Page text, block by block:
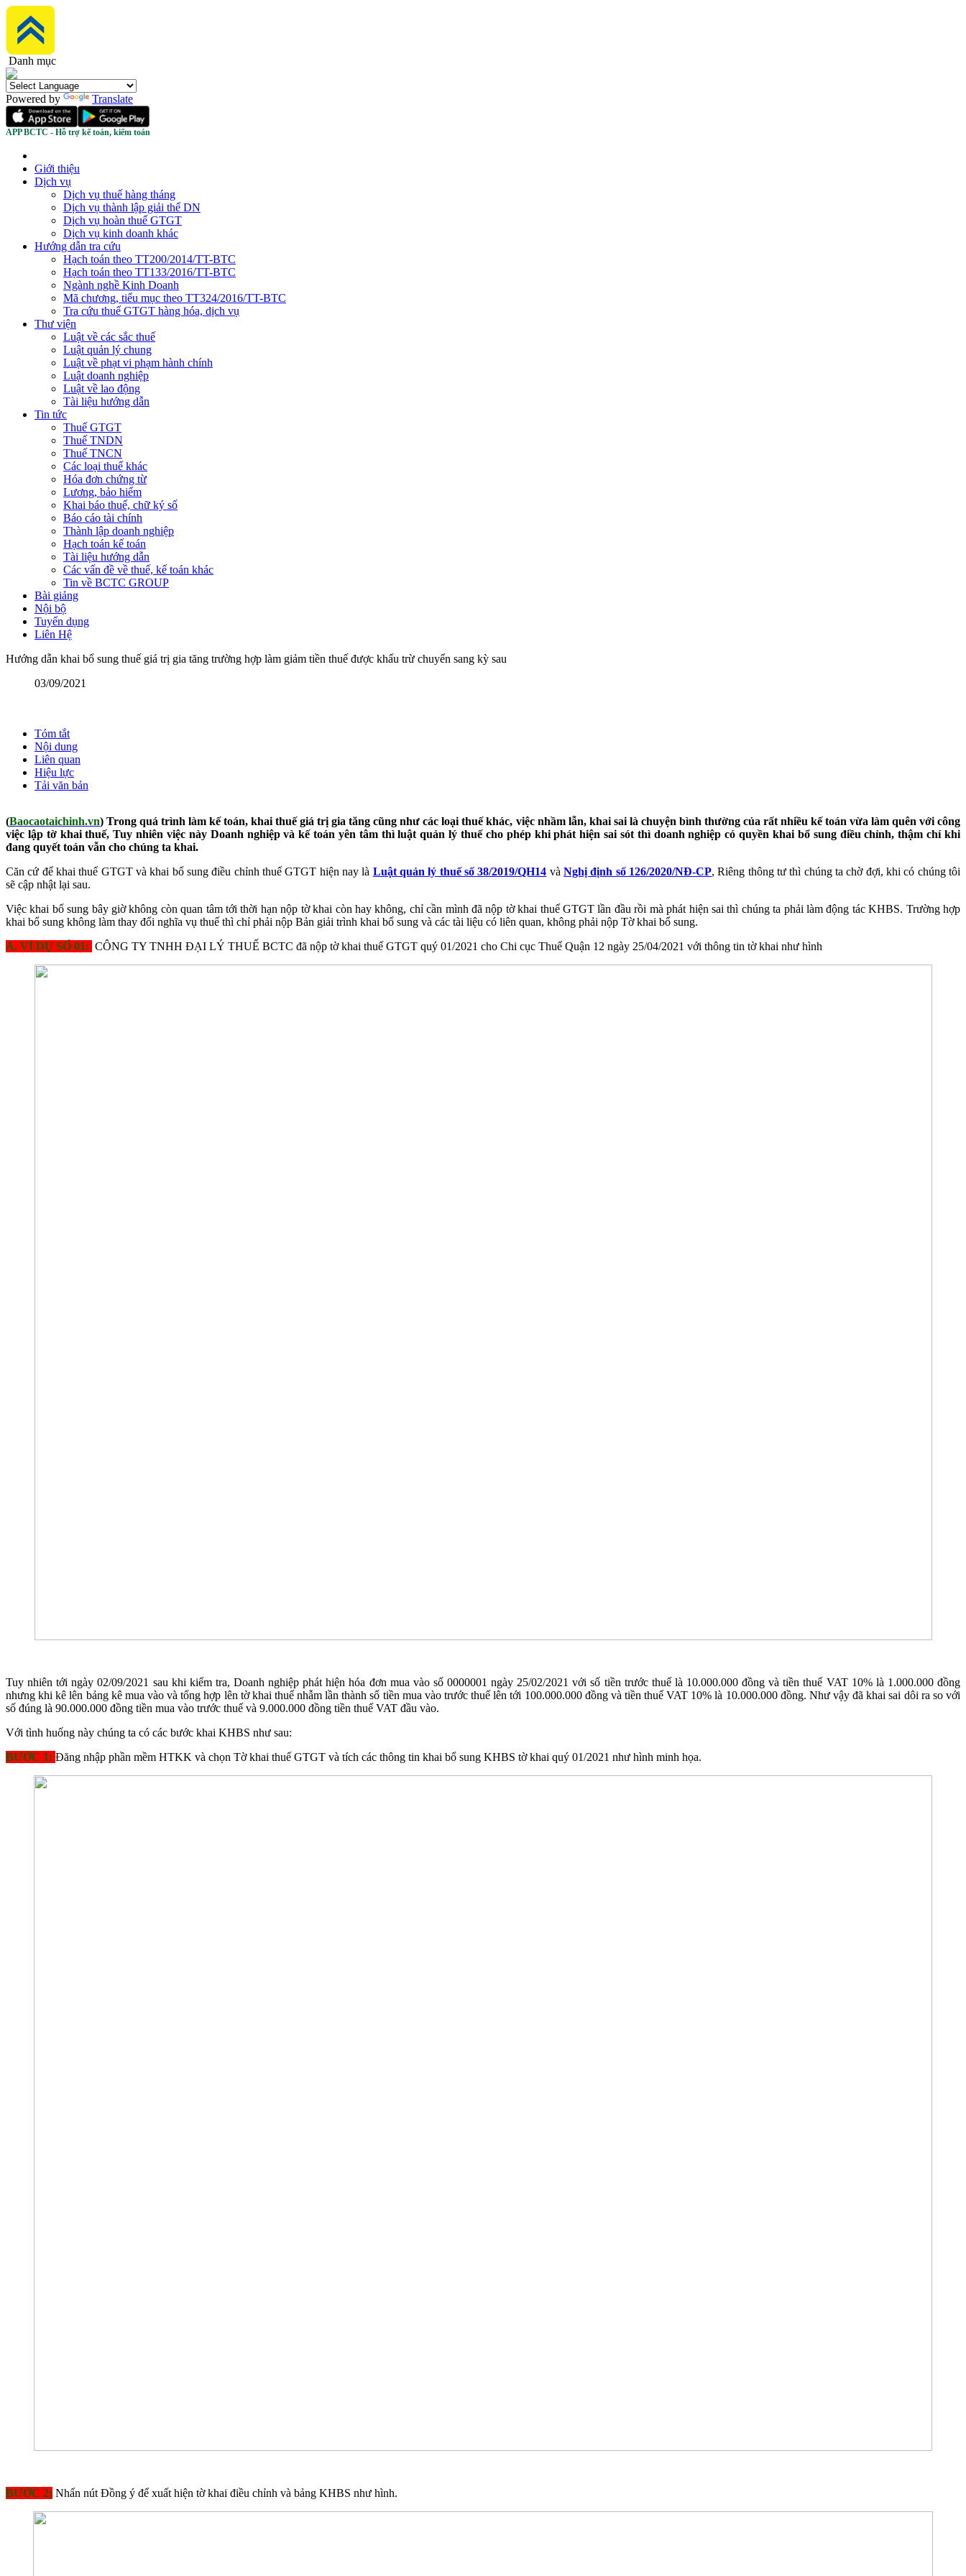
Danh mục
Powered by Translate
APP BCTC - Hỗ trợ kế toán, kiểm toán
Giới thiệu
Dịch vụ
Dịch vụ thuế hàng tháng
Dịch vụ thành lập giải thể DN
Dịch vụ hoàn thuế GTGT
Dịch vụ kinh doanh khác
Hướng dẫn tra cứu
Hạch toán theo TT200/2014/TT-BTC
Hạch toán theo TT133/2016/TT-BTC
Ngành nghề Kinh Doanh
Mã chương, tiểu mục theo TT324/2016/TT-BTC
Tra cứu thuế GTGT hàng hóa, dịch vụ
Thư viện
Luật về các sắc thuế
Luật quản lý chung
Luật về phạt vi phạm hành chính
Luật doanh nghiệp
Luật về lao động
Tài liệu hướng dẫn
Tin tức
Thuế GTGT
Thuế TNDN
Thuế TNCN
Các loại thuế khác
Hóa đơn chứng từ
Lương, bảo hiểm
Khai báo thuế, chữ ký số
Báo cáo tài chính
Thành lập doanh nghiệp
Hạch toán kế toán
Tài liệu hướng dẫn
Các vấn đề về thuế, kế toán khác
Tin về BCTC GROUP
Bài giảng
Nội bộ
Tuyển dụng
Liên Hệ
Hướng dẫn khai bổ sung thuế giá trị gia tăng trường hợp làm giảm tiền thuế được khấu trừ chuyển sang kỳ sau
03/09/2021
Tóm tắt
Nội dung
Liên quan
Hiệu lực
Tải văn bản
(Baocaotaichinh.vn)Trong quá trình làm kế toán, khai thuế giá trị gia tăng cũng như các loại thuế khác, việc nhầm lẫn, khai sai là chuyện bình thường của rất nhiều kế toán vừa làm quên với công
việc lập tờ khai thuế, Tuy nhiên việc này Doanh nghiệp và kế toán yên tâm thì luật quản lý thuế cho phép khi phát hiện sai sót thì doanh nghiệp có quyền khai bổ sung điều chỉnh, thậm chí khi
đang quyết toán vẫn cho chúng ta khai.
Căn cứ để khai thuế GTGT và khai bổ sung điều chỉnh thuế GTGT hiện nay là Luật quản lý thuế số 38/2019/QH14 vàNghị định số 126/2020/NĐ-CP, Riêng thông tư thì chúng ta chờ đợi, khi có chúng tôi
sẽ cập nhật lại sau.
Việc khai bổ sung bây giờ không còn quan tâm tới thời hạn nộp tờ khai còn hay không, chỉ cần mình đã nộp tờ khai thuế GTGT lần đầu rồi mà phát hiện sai thì chúng ta phải làm động tác KHBS. Trường hợp
khai bổ sung không làm thay đổi nghĩa vụ thuế thì chỉ phải nộp Bản giải trình khai bổ sung và các tài liệu có liên quan, không phải nộp Tờ khai bổ sung.
A. VÍ DỤ SỐ 01: CÔNG TY TNHH ĐẠI LÝ THUẾ BCTC đã nộp tờ khai thuế GTGT quý 01/2021 cho Chi cục Thuế Quận 12 ngày 25/04/2021 với thông tin tờ khai như hình
Tuy nhiên tới ngày 02/09/2021 sau khi kiểm tra, Doanh nghiệp phát hiện hóa đơn mua vào số 0000001 ngày 25/02/2021 với số tiền trước thuế là 10.000.000 đồng và tiền thuế VAT 10% là 1.000.000 đồng
nhưng khi kê lên bảng kê mua vào và tổng hợp lên tờ khai thuế nhẫm lần thành số tiền mua vào trước thuế lên tới 100.000.000 đồng và tiền thuế VAT 10% là 10.000.000 đồng. Như vậy đã khai sai dôi ra so với
số đúng là 90.000.000 đồng tiền mua vào trước thuế và 9.000.000 đồng tiền thuế VAT đầu vào.
Với tình huống này chúng ta có các bước khai KHBS như sau:
BƯỚC 1: Đăng nhập phần mềm HTKK và chọn Tờ khai thuế GTGT và tích các thông tin khai bổ sung KHBS tờ khai quý 01/2021 như hình minh họa.
BƯỚC 2: Nhấn nút Đồng ý để xuất hiện tờ khai điều chỉnh và bảng KHBS như hình.